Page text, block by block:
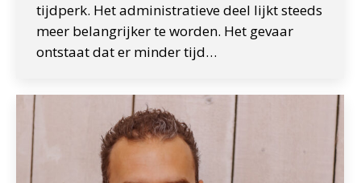
tijdperk. Het administratieve deel lijkt steeds
meer belangrijker te worden. Het gevaar
ontstaat dat er minder tijd…